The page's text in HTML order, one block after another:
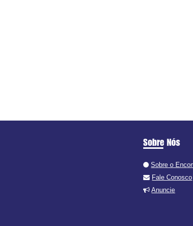
Sobre Nós
Sobre o
Fale Conosco
Anuncie